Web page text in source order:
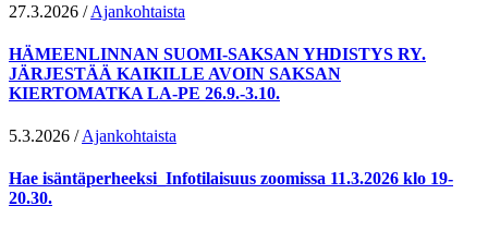
27.3.2026 / Ajankohtaista
HÄMEENLINNAN SUOMI-SAKSAN YHDISTYS RY.
JÄRJESTÄÄ KAIKILLE AVOIN SAKSAN
KIERTOMATKA LA-PE 26.9.-3.10.
5.3.2026 / Ajankohtaista
Hae isäntäperheeksi_Infotilaisuus zoomissa 11.3.2026 klo 19-
20.30.